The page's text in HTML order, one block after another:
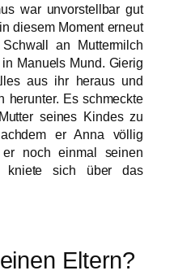
war unvorstellbar gut
diesem Moment erneut
an Muttermilch
Manuels Mund. Gierig
aus ihr heraus und
herunter. Es schmeckte
seines Kindes zu
er Anna völlig
er noch einmal seinen
sich über das
Eltern?